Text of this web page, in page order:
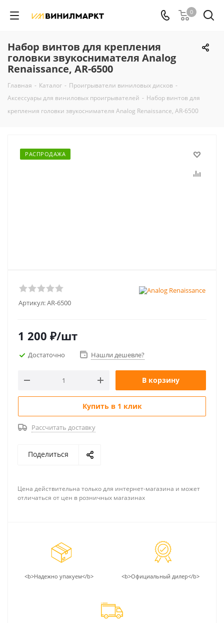
0
Набор винтов для крепления
головки звукоснимателя Analog
Renaissance, AR-6500
Главная - Каталог - Проигрыватели виниловых дисков -
Аксессуары для виниловых проигрывателей - Набор винтов для
крепления головки звукоснимателя Analog Renaissance, AR-6500
РАСПРОДАЖА
Артикул:AR-6500
1 200 ₽/шт
Достаточно Нашли дешевле?
В корзину
Купить в 1 клик
Рассчитать доставку
Поделиться
Цена действительна только для интернет-магазина и может
отличаться от цен в розничных магазинах
<b>Надежно упакуем</b> <b>Официальный дилер</b>